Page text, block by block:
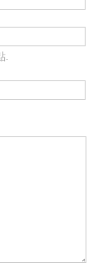
.